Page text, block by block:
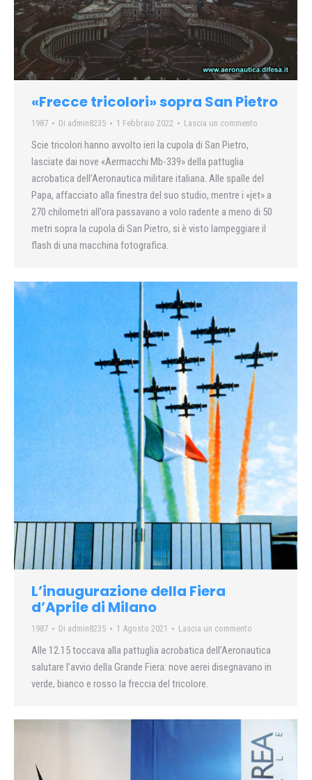
«Frecce tricolori» sopra San Pietro
1987 Di admin8235 1 Febbraio 2022 Lascia un commento
Scie tricolori hanno avvolto ieri la cupola di San Pietro,
lasciate dai nove «Aermacchi Mb-339» della pattuglia
acrobatica dell’Aeronautica militare italiana. Alle spalle del
Papa, affacciato alla finestra del suo studio, mentre i «jet» a
270 chilometri all’ora passavano a volo radente a meno di 50
metri sopra la cupola di San Pietro, si è visto lampeggiare il
flash di una macchina fotografica.
L’inaugurazione della Fiera
d’Aprile di Milano
1987 Di admin8235 1 Agosto 2021 Lascia un commento
Alle 12.15 toccava alla pattuglia acrobatica dell’Aeronautica
salutare l’avvio della Grande Fiera: nove aerei disegnavano in
verde, bianco e rosso la freccia del tricolore.